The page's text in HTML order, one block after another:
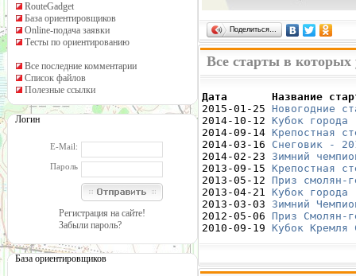
RouteGadget
База ориентировщиков
Online-подача заявки
Тесты по ориентированию
Все последние комментарии
Список файлов
Полезные ссылки
Логин
E-Mail:
Пароль
Регистрация на сайте!
Забыли пароль?
База ориентировщиков
Поделиться…
Все старты в которых
Дата       Название
2015-01-25 Новогодние
2014-10-12 Кубок
2014-09-14 Крепостная
2014-03-16 Снеговик -
2014-02-23 Зимний
2013-09-15 Крепостная
2013-05-12 Приз смолян-
2013-04-21 Кубок
2013-03-03 Зимний
2012-05-06 Приз Смолян-
2010-09-19 Кубок Кремля